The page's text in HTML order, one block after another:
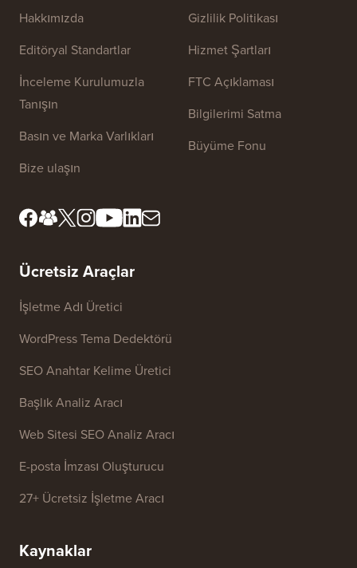
Hakkımızda
Editöryal Standartlar
İnceleme Kurulumuzla
Tanışın
Basın ve Marka Varlıkları
Bize ulaşın
Gizlilik Politikası
Hizmet Şartları
FTC Açıklaması
Bilgilerimi Satma
Büyüme Fonu
Ücretsiz Araçlar
İşletme Adı Üretici
WordPress Tema Dedektörü
SEO Anahtar Kelime Üretici
Başlık Analiz Aracı
Web Sitesi SEO Analiz Aracı
E-posta İmzası Oluşturucu
27+ Ücretsiz İşletme Aracı
Kaynaklar